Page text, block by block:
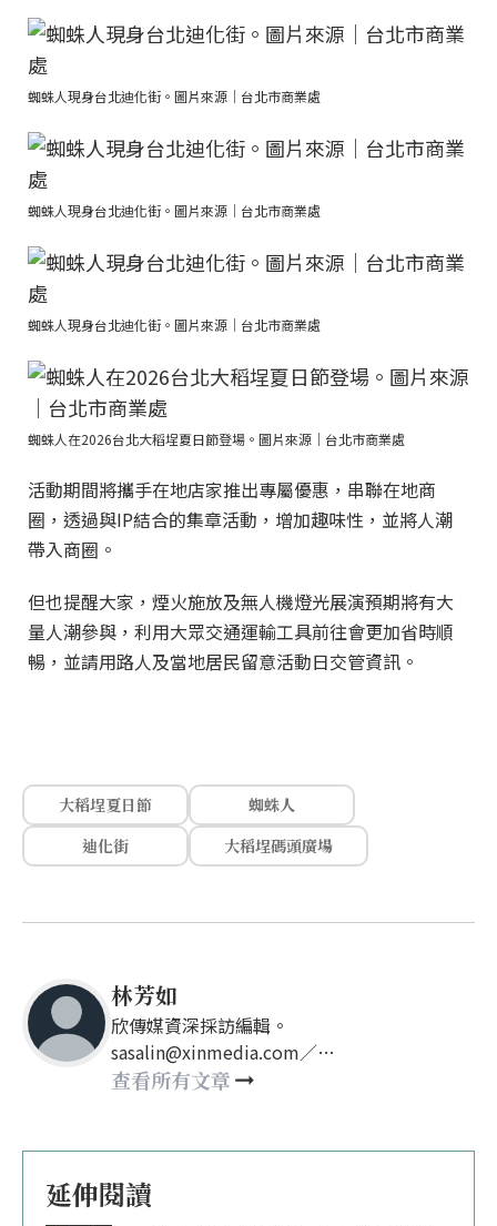
蜘蛛人現身台北迪化街。圖片來源｜台北市商業處
蜘蛛人現身台北迪化街。圖片來源｜台北市商業處
蜘蛛人現身台北迪化街。圖片來源｜台北市商業處
蜘蛛人在2026台北大稻埕夏日節登場。圖片來源｜台北市商業處
活動期間將攜手在地店家推出專屬優惠，串聯在地商
圈，透過與IP結合的集章活動，增加趣味性，並將人潮
帶入商圈。
但也提醒大家，煙火施放及無人機燈光展演預期將有大
量人潮參與，利用大眾交通運輸工具前往會更加省時順
暢，並請用路人及當地居民留意活動日交管資訊。
大稻埕夏日節
蜘蛛人
迪化街
大稻埕碼頭廣場
林芳如
欣傳媒資深採訪編輯。
sasalin@xinmedia.com／
happy21917@gmail.com
查看所有文章
延伸閱讀